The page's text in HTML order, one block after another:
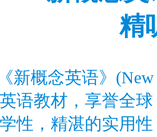
精
《新概念英语》
语教材，享誉全
性，精湛的实用